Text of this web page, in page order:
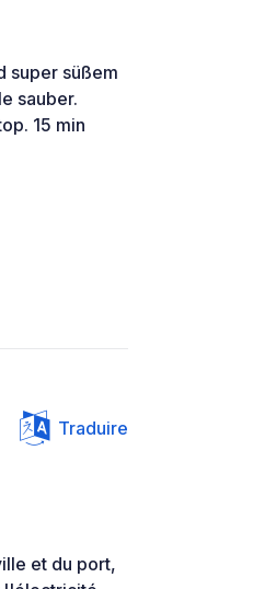
super süßem
sauber.
15 min
Traduire
et du port,